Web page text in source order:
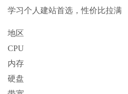
学习个人建站首选，性价比拉满
地区
CPU
内存
硬盘